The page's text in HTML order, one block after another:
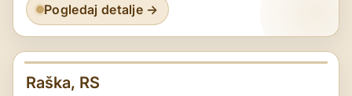
Pogledaj detalje →
Raška, RS